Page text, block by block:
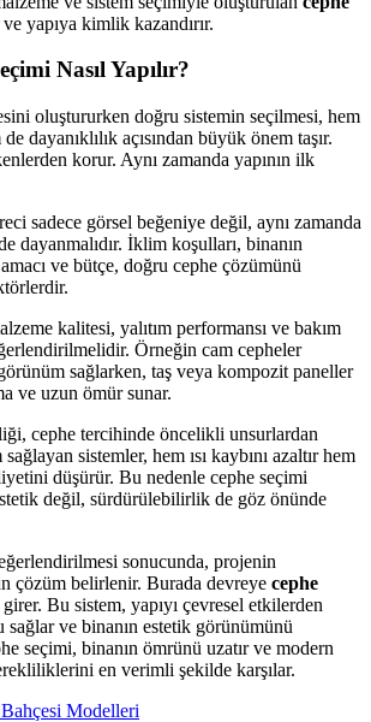
yapıya kimlik kazandırır.
Nasıl Yapılır?
oluştururken doğru sistemin seçilmesi, hem
dayanıklılık açısından büyük önem taşır.
korur. Aynı zamanda yapının ilk
sadece görsel beğeniye değil, aynı zamanda
dayanmalıdır. İklim koşulları, binanın
ve bütçe, doğru cephe çözümünü
kalitesi, yalıtım performansı ve bakım
Örneğin cam cepheler
sağlarken, taş veya kompozit paneller
ve uzun ömür sunar.
cephe tercihinde öncelikli unsurlardan
sistemler, hem ısı kaybını azaltır hem
düşürür. Bu nedenle cephe seçimi
değil, sürdürülebilirlik de göz önünde
sonucunda, projenin
çözüm belirlenir. Burada devreye cephe
Bu sistem, yapıyı çevresel etkilerden
sağlar ve binanın estetik görünümünü
seçimi, binanın ömrünü uzatır ve modern
en verimli şekilde karşılar.
Bahçesi Modelleri